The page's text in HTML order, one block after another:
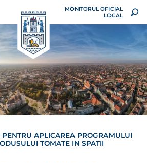
MONITORUL OFICIAL
LOCAL
APLICAREA PROGRAMULUI
TOMATE IN SPATII